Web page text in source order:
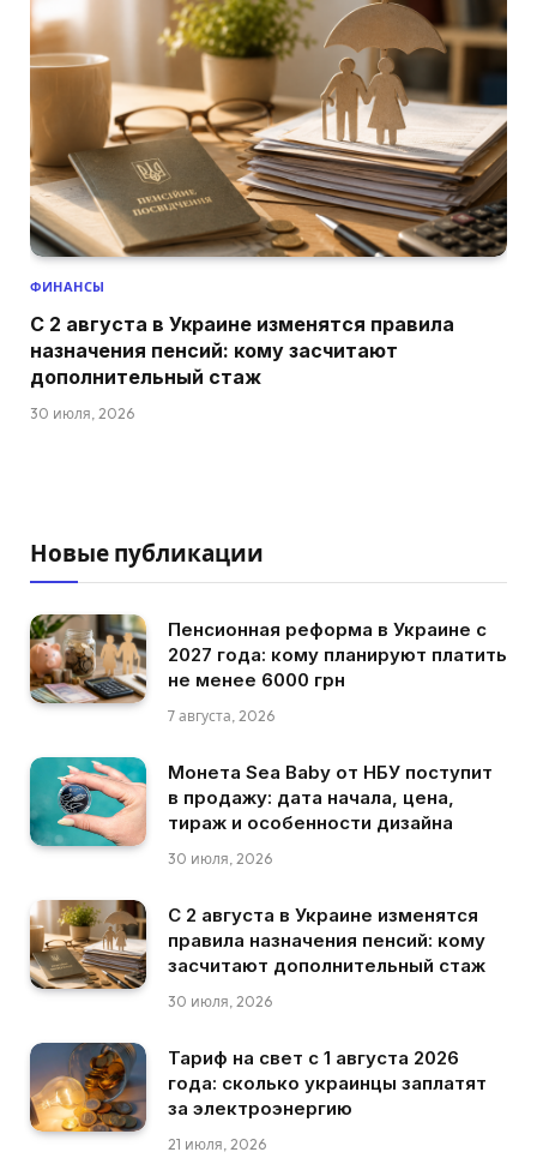
ФИНАНСЫ
С 2 августа в Украине изменятся правила
назначения пенсий: кому засчитают
дополнительный стаж
30 июля, 2026
Новые публикации
Пенсионная реформа в Украине с
2027 года: кому планируют платить
не менее 6000 грн
7 августа, 2026
Монета Sea Baby от НБУ поступит
в продажу: дата начала, цена,
тираж и особенности дизайна
30 июля, 2026
С 2 августа в Украине изменятся
правила назначения пенсий: кому
засчитают дополнительный стаж
30 июля, 2026
Тариф на свет с 1 августа 2026
года: сколько украинцы заплатят
за электроэнергию
21 июля, 2026